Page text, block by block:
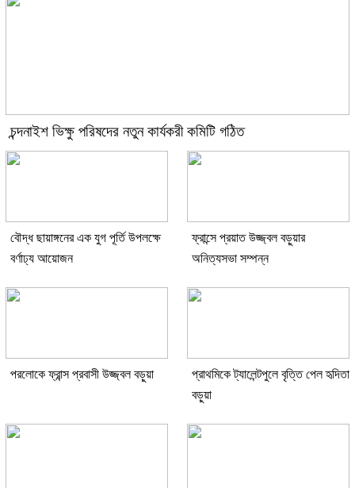
চন্দনাইশ ভিক্ষু পরিষদের নতুন কার্যকরী কমিটি গঠিত
বৌদ্ধ ছায়াঙ্গনের এক যুগ পূর্তি উপলক্ষে
বর্ণাঢ্য আয়োজন
ফ্রান্সে প্রয়াত উজ্জ্বল বড়ুয়ার
অনিত্যসভা সম্পন্ন
পরলোকে ফ্রান্স প্রবাসী উজ্জ্বল বড়ুয়া
প্রাথমিকে ট্যালেন্টপুলে বৃত্তি পেল হৃদিতা
বড়ুয়া